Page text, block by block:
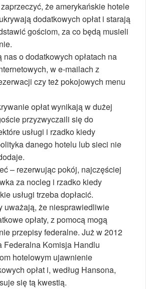
że amerykańskie hotele
dodatkowych opłat i starają
gościom, za co będą musieli
o dodatkowych opłatach na
w e-mailach z
czy też pokojowych menu
opłat wynikają w dużej
przyzwyczaili się do
usługi i rzadko kiedy
danego hotelu lub sieci nie
– rezerwując pokój, najczęściej
za nocleg i rzadko kiedy
usługi trzeba dopłacić.
uważają, że niesprawiedliwie
opłaty, z pomocą mogą
przepisy federalne. Już w 2012
Federalna Komisja Handlu
hotelowym ujawnienie
opłat i, według Hansona,
się tą kwestią.